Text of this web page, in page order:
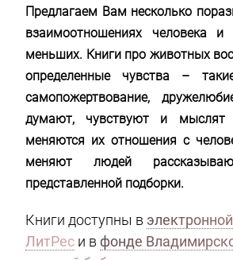
Предлагаем Вам несколько
взаимоотношениях человека и
меньших. Книги про животных
определенные чувства –
самопожертвование,
думают, чувствуют и мыслят
меняются их отношения с
меняют людей
представленной подборки.
Книги доступны в
ЛитРес и в фонде